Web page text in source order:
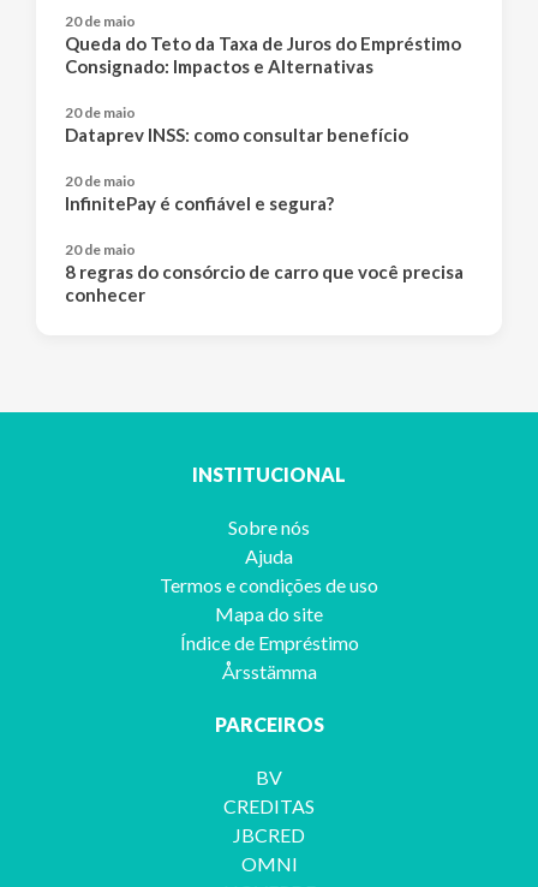
20 de maio
Queda do Teto da Taxa de Juros do Empréstimo
Consignado: Impactos e Alternativas
20 de maio
Dataprev INSS: como consultar benefício
20 de maio
InfinitePay é confiável e segura?
20 de maio
8 regras do consórcio de carro que você precisa
conhecer
INSTITUCIONAL
Sobre nós
Ajuda
Termos e condições de uso
Mapa do site
Índice de Empréstimo
Årsstämma
PARCEIROS
BV
CREDITAS
JBCRED
OMNI